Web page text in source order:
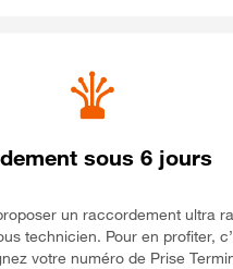
sous 6 jours
un raccordement ultra
technicien. Pour en profiter,
votre numéro de Prise